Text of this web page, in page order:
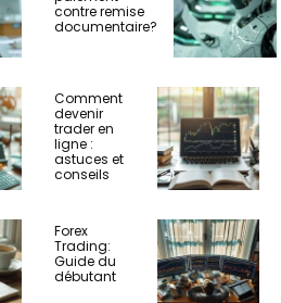
contre remise
documentaire?
Comment
devenir
trader en
ligne :
astuces et
conseils
Forex
Trading:
Guide du
débutant